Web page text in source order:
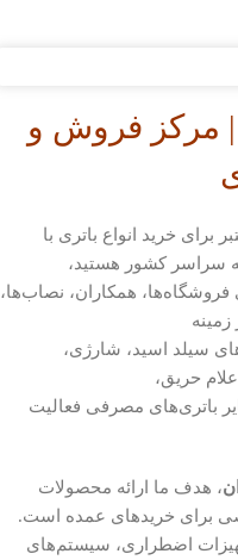
| مرکز فروش و
برای خرید انواع باتری با
سراسر کشور هستید،
فروشگاه‌ها، همکاران، نصاب‌ها،
سیلد اسید، شارژی،
حریق،
باتری‌های مصرفی فعالیت
، هدف ما ارائه محصولات
برای خریدهای عمده است.
اضطراری، سیستم‌های